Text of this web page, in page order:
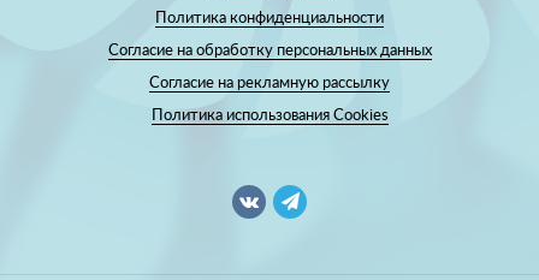
Политика конфиденциальности
Согласие на обработку персональных данных
Согласие на рекламную рассылку
Политика использования Cookies